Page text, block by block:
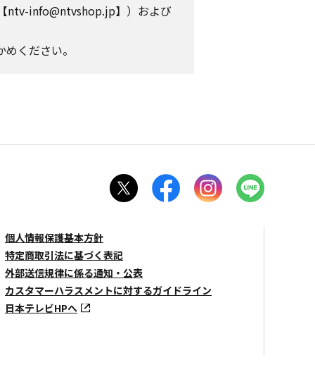
ntv-info@ntvshop.jp】）および
ください。
個人情報保護基本方針
特定商取引法に基づく表記
外部送信規律に係る通知・公表
カスタマーハラスメントに対するガイドライン
日本テレビHPへ